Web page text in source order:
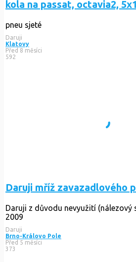
kola na passat, octavia2,
pneu sjeté
Daruji
Klatovy
Před 8 měsíci
592
Daruji mříž zavazadlového
Daruji z důvodu nevyužití
2009
Daruji
Brno-Královo Pole
Před 5 měsíci
373